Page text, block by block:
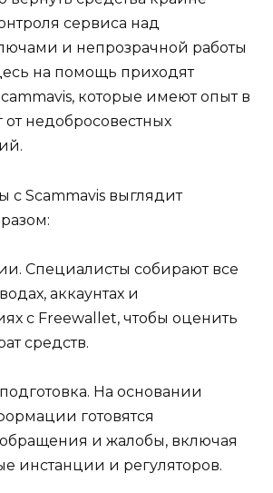
сервиса над
и непрозрачной работы
на помощь приходят
которые имеют опыт в
от недобросовестных
с Scammavis выглядит
Специалисты собирают все
аккаунтах и
с Freewallet, чтобы оценить
средств.
На основании
готовятся
и жалобы, включая
инстанции и регуляторов.